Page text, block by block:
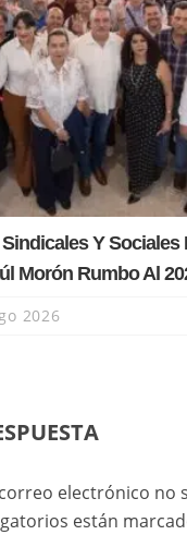
Y Sociales
Morón Rumbo Al
2026
electrónico no
están